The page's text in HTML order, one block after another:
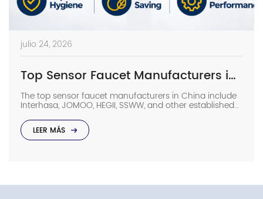
julio 24, 2026
Top Sensor Faucet Manufacturers in China (2026 Update)
The top sensor faucet manufacturers in China include
Interhasa, JOMOO, HEGII, SSWW, and other established
capabilities, OEM/ODM support, and commercial
project experience. They provide sensor faucets for
hotels, hospitals, airports, offices, and other high-traffic
LEER MÁS